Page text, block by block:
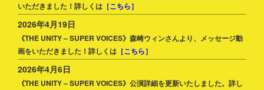
いただきました！詳しくは ［こちら］
2026年4月19日
《THE UNITY – SUPER VOICES》森崎ウィンさんより、メッセージ動
画をいただきました！詳しくは ［こちら］
2026年4月6日
《THE UNITY – SUPER VOICES》公演詳細を更新いたしました。詳し